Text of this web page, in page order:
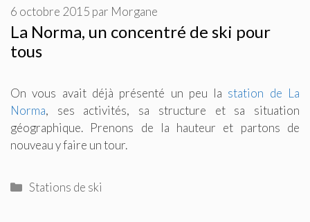
La Norma, un concentré de ski pour
tous
6 octobre 2015 par Morgane
On vous avait déjà présenté un peu la station de La
Norma, ses activités, sa structure et sa situation
géographique. Prenons de la hauteur et partons de
nouveau y faire un tour.
Catégories
Stations de ski